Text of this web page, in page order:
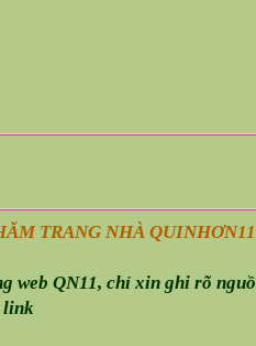
TRANG NHÀ QUINHƠN
web QN11, chỉ xin ghi rõ
link